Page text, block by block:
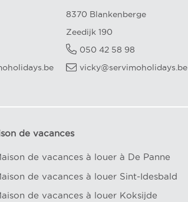
8370 Blankenberge
Zeedijk 190
050 42 58 98
vicky@servimoholidays.be
de vacances
de vacances à louer à De Panne
de vacances à louer Sint-Idesbald
de vacances à louer Koksijde